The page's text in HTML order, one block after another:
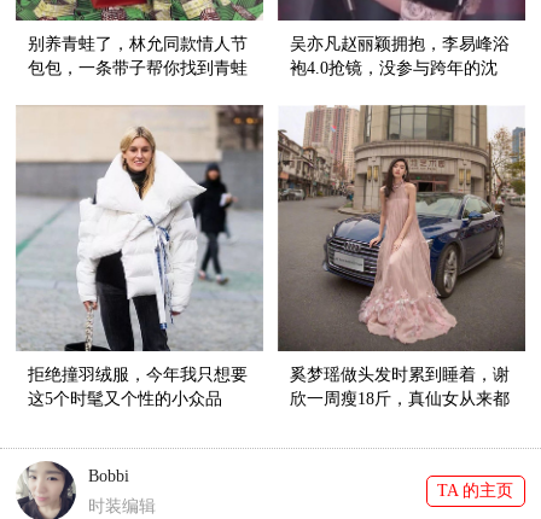
别养青蛙了，林允同款情人节
包包，一条带子帮你找到青蛙
吴亦凡赵丽颖拥抱，李易峰浴
袍4.0抢镜，没参与跨年的沈
拒绝撞羽绒服，今年我只想要
这5个时髦又个性的小众品
奚梦瑶做头发时累到睡着，谢
欣一周瘦18斤，真仙女从来都
Bobbi
时装编辑
TA 的主页